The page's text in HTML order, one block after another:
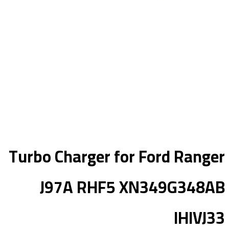
Turbo Charger for Ford Ranger
J97A RHF5 XN349G348AB
IHIVJ33